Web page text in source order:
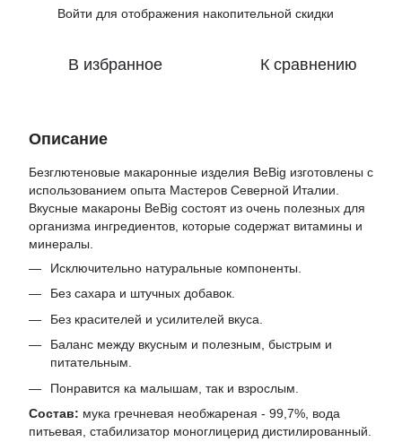
Войти для отображения накопительной скидки
В избранное К сравнению
Описание
Безглютеновые макаронные изделия BeBig изготовлены с
использованием опыта Мастеров Северной Италии.
Вкусные макароны BeBig состоят из очень полезных для
организма ингредиентов, которые содержат витамины и
минералы.
Исключительно натуральные компоненты.
Без сахара и штучных добавок.
Без красителей и усилителей вкуса.
Баланс между вкусным и полезным, быстрым и
питательным.
Понравится ка малышам, так и взрослым.
Состав: мука гречневая необжареная - 99,7%, вода
питьевая, стабилизатор моноглицерид дистилированный.